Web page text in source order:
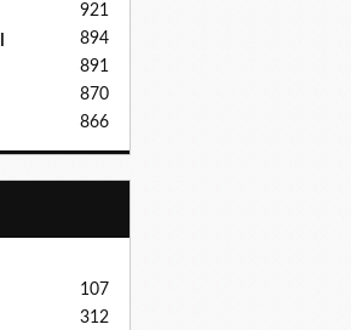
921
894
891
870
866
107
312